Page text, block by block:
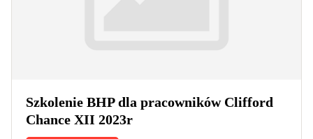
Szkolenie BHP dla pracowników Clifford
Chance XII 2023r